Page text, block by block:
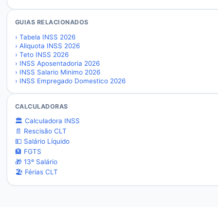
GUIAS RELACIONADOS
› Tabela INSS 2026
› Aliquota INSS 2026
› Teto INSS 2026
› INSS Aposentadoria 2026
› INSS Salario Minimo 2026
› INSS Empregado Domestico 2026
CALCULADORAS
🏛️ Calculadora INSS
📄 Rescisão CLT
💵 Salário Líquido
🏦 FGTS
🎁 13º Salário
🏖️ Férias CLT